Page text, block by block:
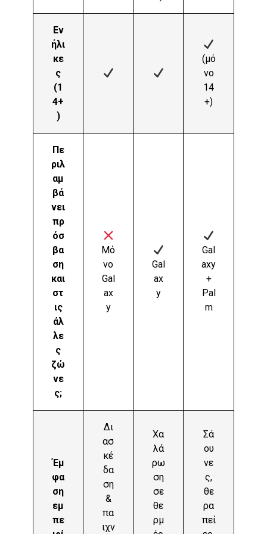
Εν
ήλι
κε
ς
(1
4+
)
(μό
νο
14
+)
Πε
ριλ
αμ
βά
νει
πρ
όσ
βα
ση
και
στ
ις
άλ
λε
ς
ζώ
νε
ς;
Μό
νο
Gal
ax
y
Gal
ax
y
Gal
axy
+
Pal
m
Έμ
φα
ση
εμ
πε
Δι
ασ
κέ
δα
ση
&
πα
ιχν
Χα
λά
ρω
ση
σε
θε
ρμ
Σά
ου
νε
ς,
θε
ρα
πεί